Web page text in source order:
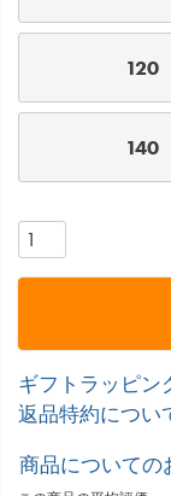
120
140
ギフトラッピン
返品特約につい
商品についての